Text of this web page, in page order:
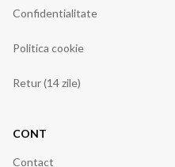
Confidentialitate
Politica cookie
Retur (14 zile)
CONT
Contact